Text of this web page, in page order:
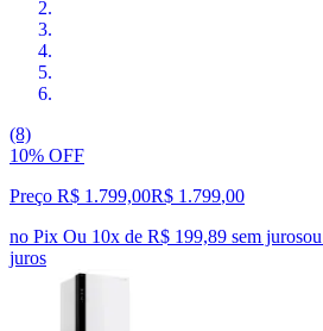
(8)
10% OFF
Preço R$ 1.799,00R$ 1.799,00
no Pix Ou 10x de R$ 199,89 sem jurosou
juros